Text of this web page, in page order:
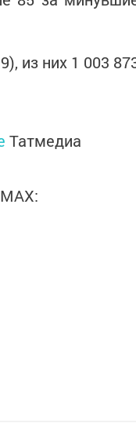
из них 1 003
Татмедиа